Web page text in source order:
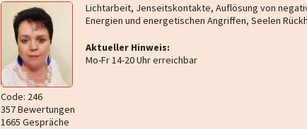
Code: 246
357 Bewertungen
1665 Gespräche
Lichtarbeit, Jenseitskontakte, Auflösung von
Energien und energetischen Angriffen, Seelen
Aktueller Hinweis:
Mo-Fr 14-20 Uhr erreichbar